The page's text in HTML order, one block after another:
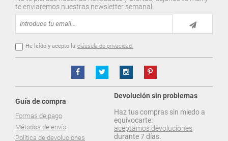
te enviaremos nuestras newsletter semanal.
He leído y acepto la cláusula de privacidad.
Guía de compra
Formas de pago
Métodos de envío
Política de devoluciones
Devolución sin problemas
Haz tus compras sin miedo a
equivocarte:
aceptamos devoluciones
durante 7 días.